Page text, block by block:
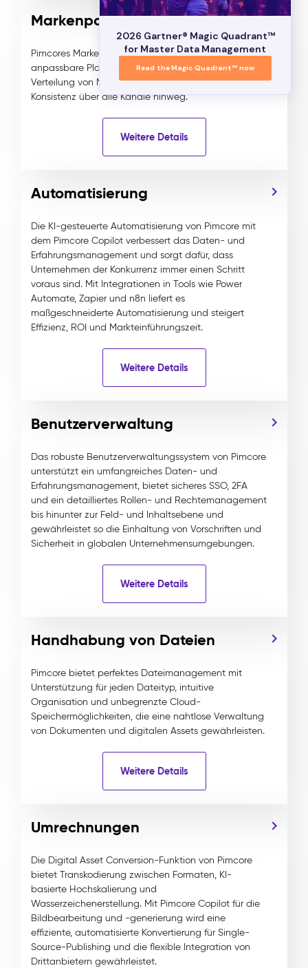
Markenportale
Pimcores Markenportale bieten eine zentralisierte,
anpassbare Plattform für die Verwaltung und
Verteilung von Marken-Assets und gewährleisten
Konsistenz über alle Kanäle hinweg.
Weitere Details
Automatisierung
Die KI-gesteuerte Automatisierung von Pimcore mit
dem Pimcore Copilot verbessert das Daten- und
Erfahrungsmanagement und sorgt dafür, dass
Unternehmen der Konkurrenz immer einen Schritt
voraus sind. Mit Integrationen in Tools wie Power
Automate, Zapier und n8n liefert es
maßgeschneiderte Automatisierung und steigert
Effizienz, ROI und Markteinführungszeit.
Weitere Details
Benutzerverwaltung
Das robuste Benutzerverwaltungssystem von Pimcore
unterstützt ein umfangreiches Daten- und
Erfahrungsmanagement, bietet sicheres SSO, 2FA
und ein detailliertes Rollen- und Rechtemanagement
bis hinunter zur Feld- und Inhaltsebene und
gewährleistet so die Einhaltung von Vorschriften und
Sicherheit in globalen Unternehmensumgebungen.
Weitere Details
Handhabung von Dateien
Pimcore bietet perfektes Dateimanagement mit
Unterstützung für jeden Dateityp, intuitive
Organisation und unbegrenzte Cloud-
Speichermöglichkeiten, die eine nahtlose Verwaltung
von Dokumenten und digitalen Assets gewährleisten.
Weitere Details
Umrechnungen
Die Digital Asset Conversion-Funktion von Pimcore
bietet Transkodierung zwischen Formaten, KI-
basierte Hochskalierung und
Wasserzeichenerstellung. Mit Pimcore Copilot für die
Bildbearbeitung und -generierung wird eine
effiziente, automatisierte Konvertierung für Single-
Source-Publishing und die flexible Integration von
Drittanbietern gewährleistet.
2026 Gartner® Magic Quadrant™
for Master Data Management
Read the Magic Quadrant™ now